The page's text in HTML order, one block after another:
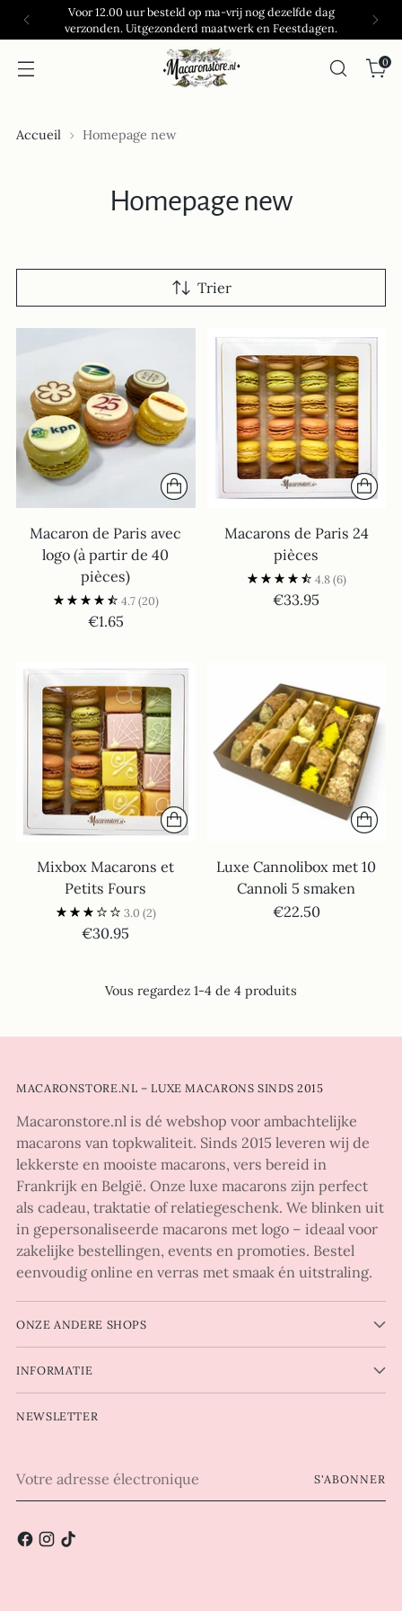
Voor 12.00 uur besteld op ma-vrij nog dezelfde dag
verzonden. Uitgezonderd maatwerk en Feestdagen.
0
Accueil Homepage new
Homepage new
Trier
Macaron de Paris avec
logo (à partir de 40
pièces)
4.7 (20)
€1.65
Macarons de Paris 24
pièces
4.8 (6)
€33.95
Mixbox Macarons et
Petits Fours
3.0 (2)
€30.95
Luxe Cannolibox met 10
Cannoli 5 smaken
€22.50
Vous regardez 1-4 de 4 produits
MACARONSTORE.NL – LUXE MACARONS SINDS 2015
Macaronstore.nl is dé webshop voor ambachtelijke
macarons van topkwaliteit. Sinds 2015 leveren wij de
lekkerste en mooiste macarons, vers bereid in
Frankrijk en België. Onze luxe macarons zijn perfect
als cadeau, traktatie of relatiegeschenk. We blinken uit
in gepersonaliseerde macarons met logo – ideaal voor
zakelijke bestellingen, events en promoties. Bestel
eenvoudig online en verras met smaak én uitstraling.
ONZE ANDERE SHOPS
INFORMATIE
NEWSLETTER
adresse
S'ABONNER